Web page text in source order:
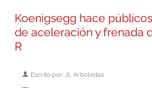
Koenigsegg hace
de aceleración y frenada
R
Escrito por: JL Arboledas